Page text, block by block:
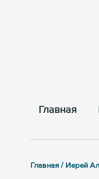
Главная
Главная / Иерей